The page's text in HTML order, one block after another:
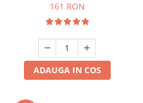
161 RON
ADAUGA IN COS